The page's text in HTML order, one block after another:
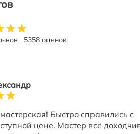
5358 оценок
Быстро справились с
цене. Мастер всё